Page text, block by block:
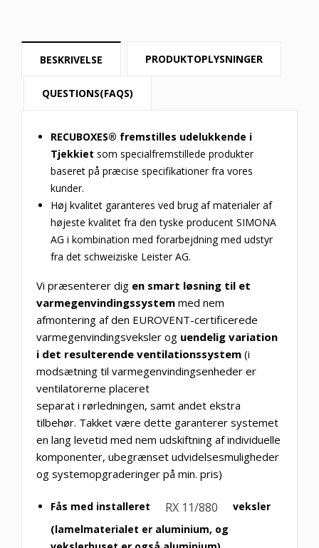
BESKRIVELSE PRODUKTOPLYSNINGER
QUESTIONS(FAQS)
RECUBOXES® fremstilles udelukkende i
Tjekkiet som specialfremstillede produkter
baseret på præcise specifikationer fra vores
kunder.
Høj kvalitet garanteres ved brug af materialer af
højeste kvalitet fra den tyske producent SIMONA
AG i kombination med forarbejdning med udstyr
fra det schweiziske Leister AG.
Vi præsenterer dig en smart løsning til et
varmegenvindingssystem med nem
afmontering af den EUROVENT-certificerede
varmegenvindingsveksler og uendelig variation
i det resulterende ventilationssystem (i
modsætning til varmegenvindingsenheder er
ventilatorerne placeret
separat i rørledningen, samt andet ekstra
tilbehør. Takket være dette garanterer systemet
en lang levetid med nem udskiftning af individuelle
komponenter, ubegrænset udvidelsesmuligheder
og systemopgraderinger på min. pris)
Fås med installeret RX 11/880
veksler
(lamelmaterialet er aluminium, og